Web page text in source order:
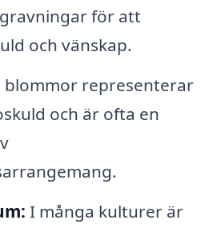
för att
och vänskap.
blommor representerar
och är ofta en
I många kulturer är